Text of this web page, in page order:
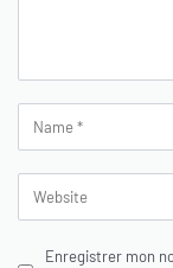
Enregistrer mon